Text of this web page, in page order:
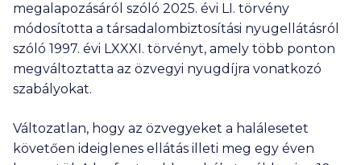
megalapozásáról szóló 2025. évi LI. törvény
módosította a társadalombiztosítási nyugellátásról
szóló 1997. évi LXXXI. törvényt, amely több ponton
megváltoztatta az özvegyi nyugdíjra vonatkozó
szabályokat.
Változatlan, hogy az özvegyeket a halálesetet
követően ideiglenes ellátás illeti meg egy éven